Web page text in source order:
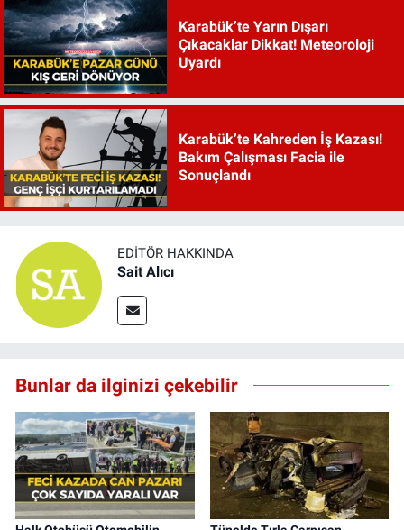
Karabük’te Yarın Dışarı
Çıkacaklar Dikkat! Meteoroloji
Uyardı
Karabük’te Kahreden İş Kazası!
Bakım Çalışması Facia ile
Sonuçlandı
EDITÖR HAKKINDA
Sait Alıcı
Bunlar da ilginizi çekebilir